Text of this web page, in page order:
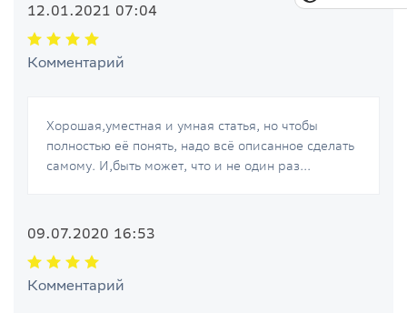
12.01.2021 07:04
Комментарий
Хорошая,уместная и умная статья, но чтобы
полностью её понять, надо всё описанное сделать
самому. И,быть может, что и не один раз...
09.07.2020 16:53
Комментарий